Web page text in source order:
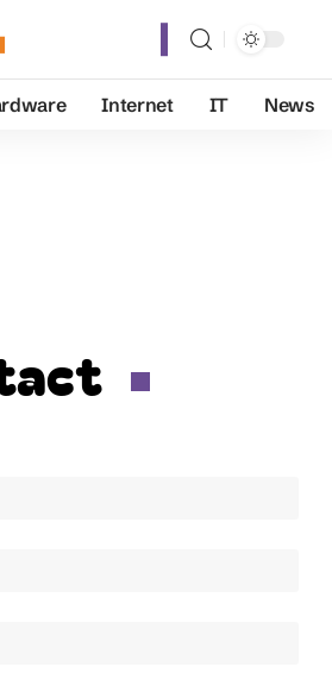
Internet IT News